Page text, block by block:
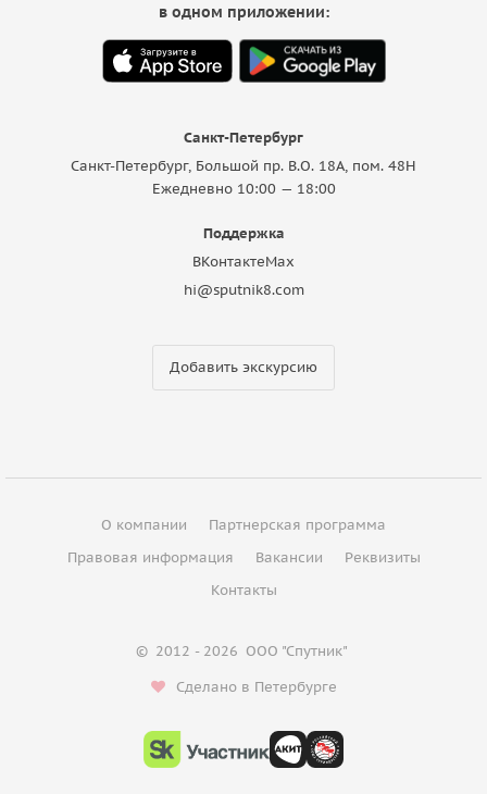
Санкт-Петербург
Санкт-Петербург, Большой пр. В.О. 18A, пом. 48Н
Ежедневно 10:00 — 18:00
Поддержка
ВКонтактеMax
hi@sputnik8.com
Добавить экскурсию
в одном приложении:
О компании
Партнерская программа
Правовая информация
Вакансии
Реквизиты
Контакты
© 2012 - 2026 ООО "Спутник"
Сделано в Петербурге